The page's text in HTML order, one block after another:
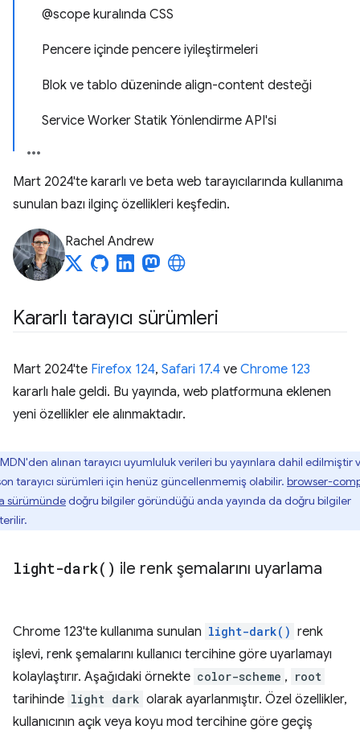
@scope kuralında CSS
Pencere içinde pencere iyileştirmeleri
Blok ve tablo düzeninde align-content desteği
Service Worker Statik Yönlendirme API'si
Mart 2024'te kararlı ve beta web tarayıcılarında kullanıma
sunulan bazı ilginç özellikleri keşfedin.
Rachel Andrew
Kararlı tarayıcı sürümleri
Mart 2024'te Firefox 124, Safari 17.4 ve Chrome 123
kararlı hale geldi. Bu yayında, web platformuna eklenen
yeni özellikler ele alınmaktadır.
MDN'den alınan tarayıcı uyumluluk verileri bu yayınlara dahil edilmiştir
tarayıcı sürümleri için henüz güncellenmemiş olabilir. browser-
sürümündedoğru bilgiler göründüğü anda yayında da doğru bilgiler
light-dark( ) ile renk şemalarını uyarlama
Chrome 123'te kullanıma sunulan light-dark() renk
işlevi, renk şemalarını kullanıcı tercihine göre uyarlamayı
kolaylaştırır. Aşağıdaki örnekte color-scheme , root
tarihinde light dark olarak ayarlanmıştır. Özel özellikler,
kullanıcının açık veya koyu mod tercihine göre geçiş